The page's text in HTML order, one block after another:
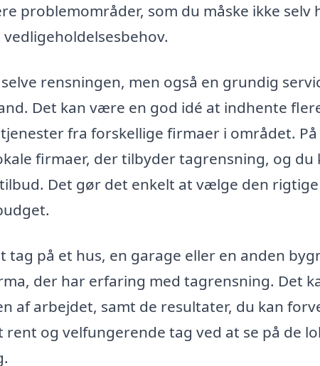
problemområder, som du måske ikke selv
rensningen, men også en grundig
Det kan være en god idé at indhente
fra forskellige firmaer i området. På
firmaer, der tilbyder tagrensning, og du
Det gør det enkelt at vælge den rigtige
på et hus, en garage eller en anden
der har erfaring med tagrensning. Det
af arbejdet, samt de resultater, du kan
og velfungerende tag ved at se på de